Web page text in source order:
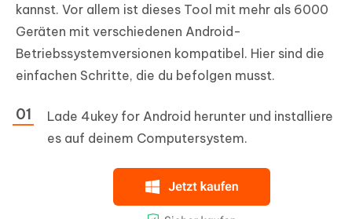
kannst. Vor allem ist dieses Tool mit mehr als 6000
Geräten mit verschiedenen Android-
Betriebssystemversionen kompatibel. Hier sind die
einfachen Schritte, die du befolgen musst.
Lade 4ukey for Android herunter und installiere
es auf deinem Computersystem.